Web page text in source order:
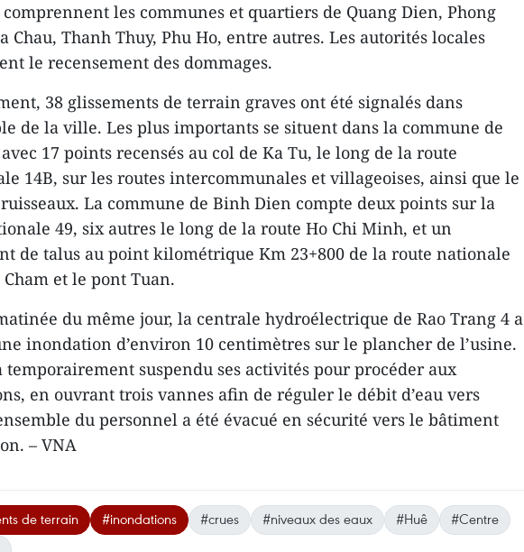
comprennent les communes et quartiers de Quang Dien, Phong
Chau, Thanh Thuy, Phu Ho, entre autres. Les autorités locales
le recensement des dommages.
38 glissements de terrain graves ont été signalés dans
de la ville. Les plus importants se situent dans la commune de
17 points recensés au col de Ka Tu, le long de la route
14B, sur les routes intercommunales et villageoises, ainsi que le
La commune de Binh Dien compte deux points sur la
49, six autres le long de la route Ho Chi Minh, et un
de talus au point kilométrique Km 23+800 de la route nationale
et le pont Tuan.
du même jour, la centrale hydroélectrique de Rao Trang 4 a
inondation d’environ 10 centimètres sur le plancher de l’usine.
temporairement suspendu ses activités pour procéder aux
en ouvrant trois vannes afin de réguler le débit d’eau vers
du personnel a été évacué en sécurité vers le bâtiment
– VNA
de terrain #inondations #crues #niveaux des eaux #Huê
#Centre